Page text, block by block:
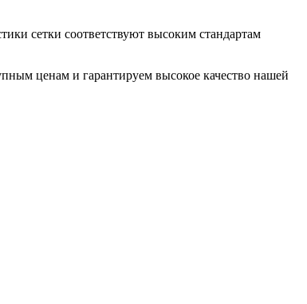
сетки соответствуют высоким стандартам
ценам и гарантируем высокое качество нашей